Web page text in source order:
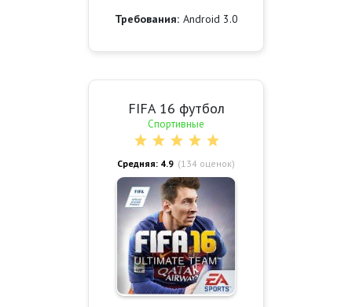
Требования: Android 3.0
FIFA 16 футбол
Спортивные
Средняя: 4.9 (134 оценок)